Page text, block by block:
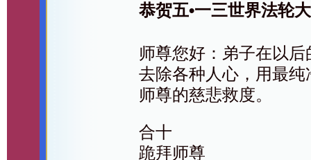
恭贺五•一三世界法轮
师尊您好：弟子在以
去除各种人心，用最
师尊的慈悲救度。
合十
跪拜师尊